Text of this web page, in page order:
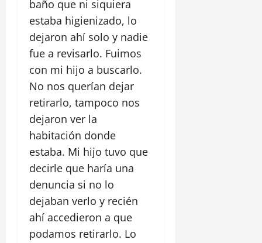
baño que ni siquiera
estaba higienizado, lo
dejaron ahí solo y nadie
fue a revisarlo. Fuimos
con mi hijo a buscarlo.
No nos querían dejar
retirarlo, tampoco nos
dejaron ver la
habitación donde
estaba. Mi hijo tuvo que
decirle que haría una
denuncia si no lo
dejaban verlo y recién
ahí accedieron a que
podamos retirarlo. Lo